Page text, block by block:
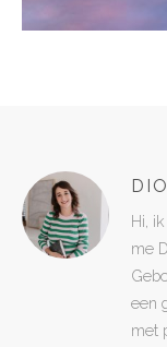
Hi,
me
een
met